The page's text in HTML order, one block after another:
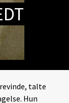
talte
Hun